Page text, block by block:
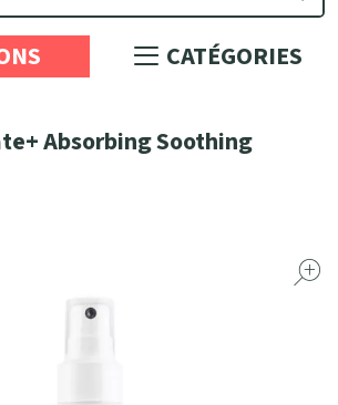
CATÉGORIES
Absorbing Soothing